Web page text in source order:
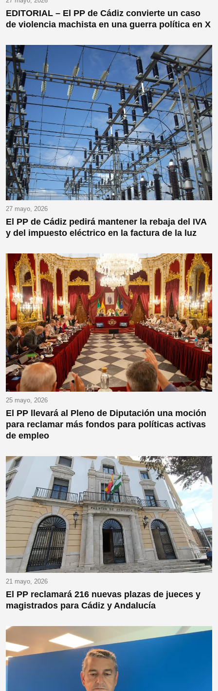
EDITORIAL – El PP de Cádiz convierte un caso
de violencia machista en una guerra política en X
27 mayo, 2026
El PP de Cádiz pedirá mantener la rebaja del IVA
y del impuesto eléctrico en la factura de la luz
25 mayo, 2026
El PP llevará al Pleno de Diputación una moción
para reclamar más fondos para políticas activas
de empleo
21 mayo, 2026
El PP reclamará 216 nuevas plazas de jueces y
magistrados para Cádiz y Andalucía